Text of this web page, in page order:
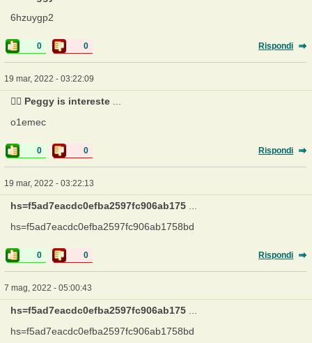
6hzuygp2
0 0 Rispondi
19 mar, 2022 - 03:22:09
❤️‍🔥 Peggy is intereste
o1emec
0 0 Rispondi
19 mar, 2022 - 03:22:13
hs=f5ad7eacdc0efba2597fc906ab175
hs=f5ad7eacdc0efba2597fc906ab1758bd
0 0 Rispondi
7 mag, 2022 - 05:00:43
hs=f5ad7eacdc0efba2597fc906ab175
hs=f5ad7eacdc0efba2597fc906ab1758bd